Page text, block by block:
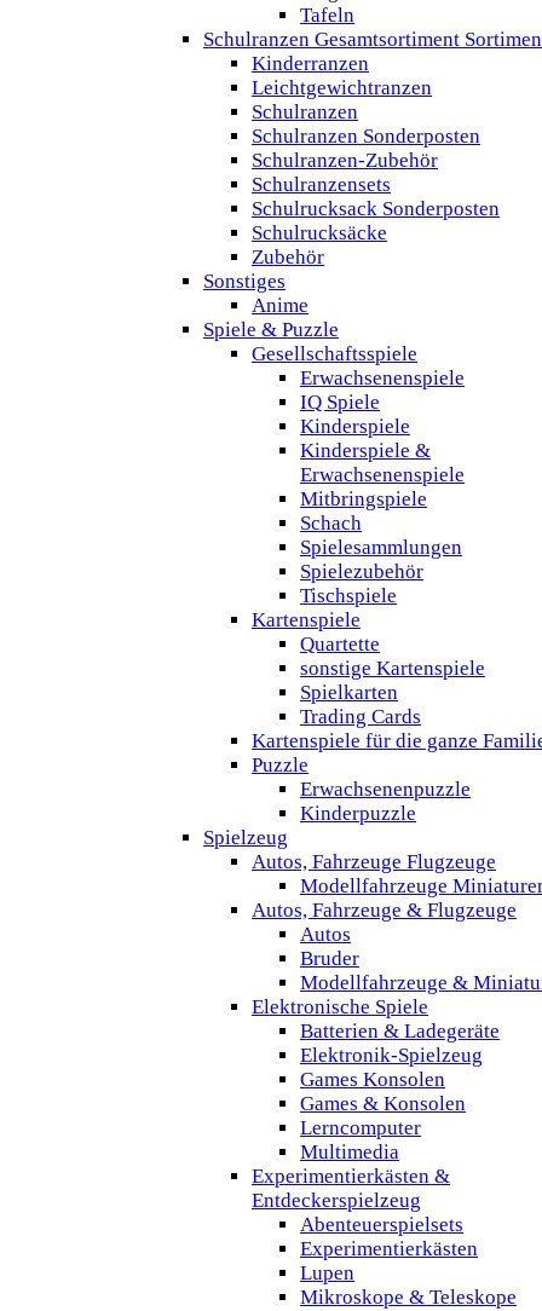
Tafeln
Schulranzen Gesamtsortiment
Kinderranzen
Leichtgewichtranzen
Schulranzen
Schulranzen Sonderposten
Schulranzen-Zubehör
Schulranzensets
Schulrucksack Sonderposten
Schulrucksäcke
Zubehör
Sonstiges
Anime
Spiele & Puzzle
Gesellschaftsspiele
Erwachsenenspiele
IQ Spiele
Kinderspiele
Kinderspiele &
Erwachsenenspiele
Mitbringspiele
Schach
Spielesammlungen
Spielezubehör
Tischspiele
Kartenspiele
Quartette
sonstige Kartenspiele
Spielkarten
Trading Cards
Kartenspiele für die ganze
Puzzle
Erwachsenenpuzzle
Kinderpuzzle
Spielzeug
Autos, Fahrzeuge Flugzeuge
Modellfahrzeuge
Autos, Fahrzeuge & Flugzeuge
Autos
Bruder
Modellfahrzeuge &
Elektronische Spiele
Batterien & Ladegeräte
Elektronik-Spielzeug
Games Konsolen
Games & Konsolen
Lerncomputer
Multimedia
Experimentierkästen &
Entdeckerspielzeug
Abenteuerspielsets
Experimentierkästen
Lupen
Mikroskope & Teleskope